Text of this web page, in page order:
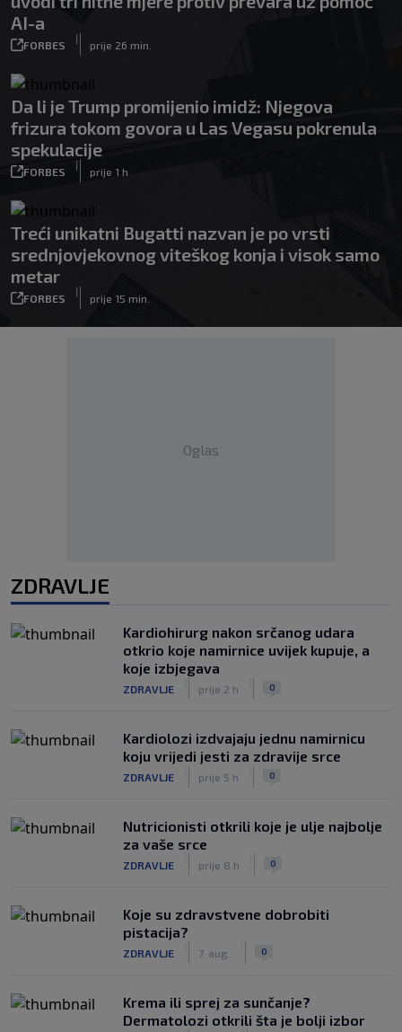
AI-a
FORBES
|
prije 26 min.
Da li je Trump promijenio imidž: Njegova
frizura tokom govora u Las Vegasu pokrenula
spekulacije
FORBES
|
prije 1 h
Treći unikatni Bugatti nazvan je po vrsti
srednjovjekovnog viteškog konja i visok samo
metar
FORBES
|
prije 15 min.
Oglas
ZDRAVLJE
Kardiohirurg nakon srčanog udara
otkrio koje namirnice uvijek kupuje, a
koje izbjegava
ZDRAVLJE prije 2 h 0
Kardiolozi izdvajaju jednu namirnicu
koju vrijedi jesti za zdravije srce
ZDRAVLJE prije 5 h 0
Nutricionisti otkrili koje je ulje najbolje
za vaše srce
ZDRAVLJE prije 8 h 0
Koje su zdravstvene dobrobiti
pistacija?
ZDRAVLJE 7. aug. 0
Krema ili sprej za sunčanje?
Dermatolozi otkrili šta je bolji izbor